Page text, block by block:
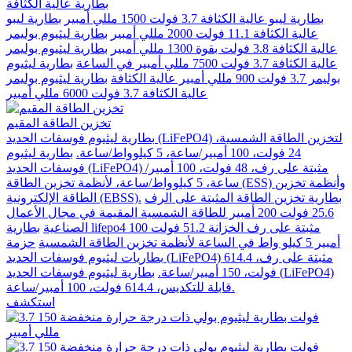
بطارية عالية الكثافة
بطارية ليبو عالية الكثافة 3.7 فولت 1500 مللي أمبير
بطارية ليبو
عالية الكثافة 11.1 فولت 2000 مللي أمبير
بطارية ليثيوم بوليمر
عالية الكثافة 3.8 فولت بقوة 1300 مللي أمبير
بطارية ليثيوم بوليمر
عالية الكثافة 3.7 فولت 7500 مللي أمبير في الساعة
بطارية ليثيوم
بوليمر 3.7 فولت 900 مللي أمبير عالية الكثافة
بطارية ليثيوم بوليمر
عالية الكثافة 3.7 فولت 6000 مللي أمبير
تخزين الطاقة المقيم
بطارية ليثيوم فوسفات الحديد (LiFePO4) لتخزين الطاقة الشمسية،
24 فولت، 100 أمبير/ساعة، 5 كيلوواط/ساعة.
بطارية ليثيوم
فوسفات الحديد (LiFePO4) مثبتة على رف، 48 فولت، 100 أمبير/
ساعة، 5 كيلوواط/ساعة، لأنظمة تخزين الطاقة (ESS) وأنظمة تخزين
الطاقة الإلكترونية (EBSS). بطارية تخزين الطاقة المثبتة على الرف
25.6 فولت 200 أمبير للطاقة الشمسية المقيمة في مجال الأعمال
الصناعية بطارية lifepo4 مثبتة على رف الخزانة 51.2 فولت 100
أمبير 5 كيلو واط في الساعة لأنظمة تخزين الطاقة الشمسية
حزمة
بطاريات ليثيوم فوسفات الحديد (LiFePO4) مثبتة على رف، 614.4
فولت، 150 أمبير/ساعة.
بطارية ليثيوم فوسفات الحديد (LiFePO4)
قابلة للتكديس، 614.4 فولت، 100 أمبير/ساعة.
استكشف